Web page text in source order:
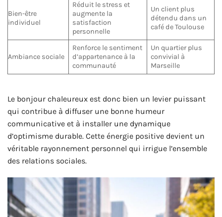
Bien-être
individuel
Réduit le stress et
augmente la
satisfaction
personnelle
Un client plus
détendu dans un
café de Toulouse
Ambiance sociale
Renforce le sentiment
d’appartenance à la
communauté
Un quartier plus
convivial à
Marseille
Le bonjour chaleureux est donc bien un levier puissant
qui contribue à diffuser une bonne humeur
communicative et à installer une dynamique
d’optimisme durable. Cette énergie positive devient un
véritable rayonnement personnel qui irrigue l’ensemble
des relations sociales.